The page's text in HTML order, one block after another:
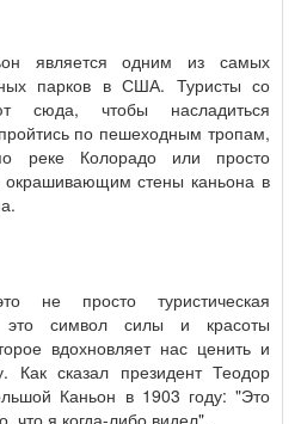
является одним из самых
парков в США. Туристы со
сюда, чтобы насладиться
по пешеходным тропам,
реке Колорадо или просто
окрашивающим стены каньона в
не просто туристическая
это символ силы и красоты
вдохновляет нас ценить и
Как сказал президент Теодор
Каньон в 1903 году: "Это
что я когда-либо видел".